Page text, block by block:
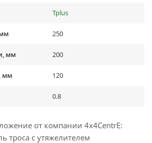
Tplus
250
мм 200
мм 120
0.8
от компании 4x4CentrE:
троса с утяжелителем